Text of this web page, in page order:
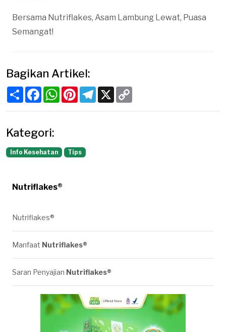
Bersama Nutriflakes, Asam Lambung Lewat, Puasa
Semangat!
Bagikan Artikel:
ShareFacebookWhatsApp
PinterestTelegram
X
Kategori:
Info Kesehatan Tips
Nutriflakes®
Nutriflakes®
Manfaat Nutriflakes®
Saran Penyajian Nutriflakes®